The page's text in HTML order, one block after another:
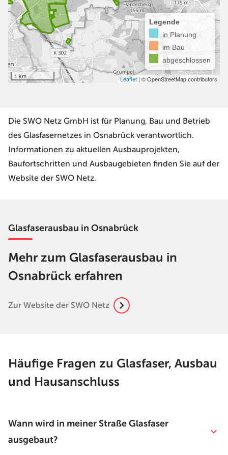
Die SWO Netz GmbH ist für Planung, Bau und Betrieb
des Glasfasernetzes in Osnabrück verantwortlich.
Informationen zu aktuellen Ausbauprojekten,
Baufortschritten und Ausbaugebieten finden Sie auf der
Website der SWO Netz.
Glasfaserausbau in Osnabrück
Mehr zum Glasfaserausbau in
Osnabrück erfahren
Zur Website der SWO Netz
Häufige Fragen zu Glasfaser, Ausbau
und Hausanschluss
Wann wird in meiner Straße Glasfaser
ausgebaut?